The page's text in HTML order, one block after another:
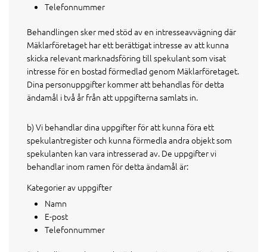
Telefonnummer
Behandlingen sker med stöd av en intresseavvägning där
Mäklarföretaget har ett berättigat intresse av att kunna
skicka relevant marknadsföring till spekulant som visat
intresse för en bostad förmedlad genom Mäklarföretaget.
Dina personuppgifter kommer att behandlas för detta
ändamål i två år från att uppgifterna samlats in.
b) Vi behandlar dina uppgifter för att kunna föra ett
spekulantregister och kunna förmedla andra objekt som
spekulanten kan vara intresserad av. De uppgifter vi
behandlar inom ramen för detta ändamål är:
Kategorier av uppgifter
Namn
E-post
Telefonnummer